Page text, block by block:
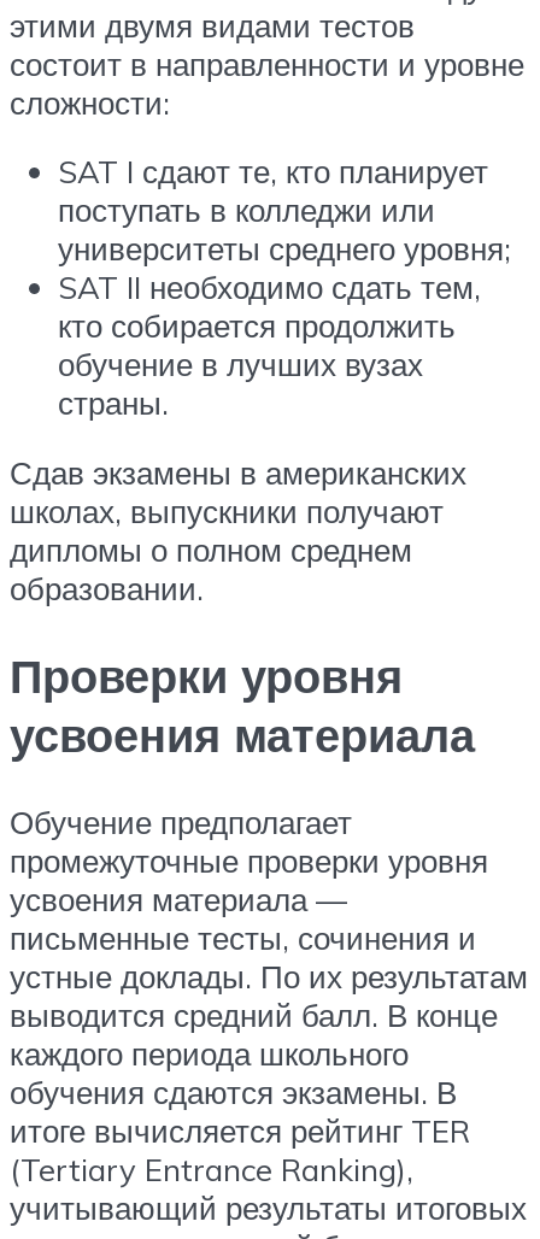
этими двумя видами тестов
состоит в направленности и уровне
сложности:
SAT I сдают те, кто планирует
поступать в колледжи или
университеты среднего уровня;
SAT II необходимо сдать тем,
кто собирается продолжить
обучение в лучших вузах
страны.
Сдав экзамены в американских
школах, выпускники получают
дипломы о полном среднем
образовании.
Проверки уровня
усвоения материала
Обучение предполагает
промежуточные проверки уровня
усвоения материала —
письменные тесты, сочинения и
устные доклады. По их результатам
выводится средний балл. В конце
каждого периода школьного
обучения сдаются экзамены. В
итоге вычисляется рейтинг TER
(Tertiary Entrance Ranking),
учитывающий результаты итоговых